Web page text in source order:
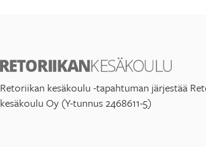
Retoriikan kesäkoulu -tapahtuman järjestää
kesäkoulu Oy (Y-tunnus 2468611-5)